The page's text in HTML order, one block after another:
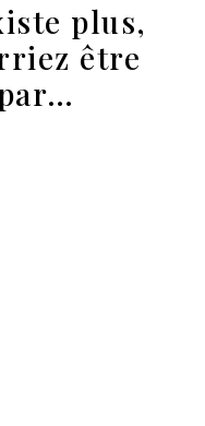
plus,
être